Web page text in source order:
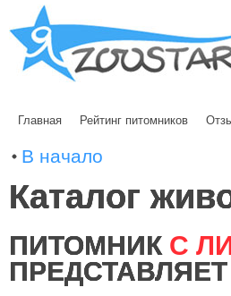
Главная Рейтинг питомников
В начало
Каталог
ПИТОМНИК С
ПРЕДСТАВЛЯЕТ